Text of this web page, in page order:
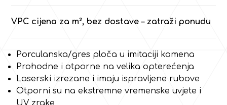
VPC cijena za m², bez dostave – zatraži ponudu
Porculanska/gres ploča u imitaciji kamena
Prohodne i otporne na velika opterećenja
Laserski izrezane i imaju ispravljene rubove
Otporni su na ekstremne vremenske uvjete i
UV zrake